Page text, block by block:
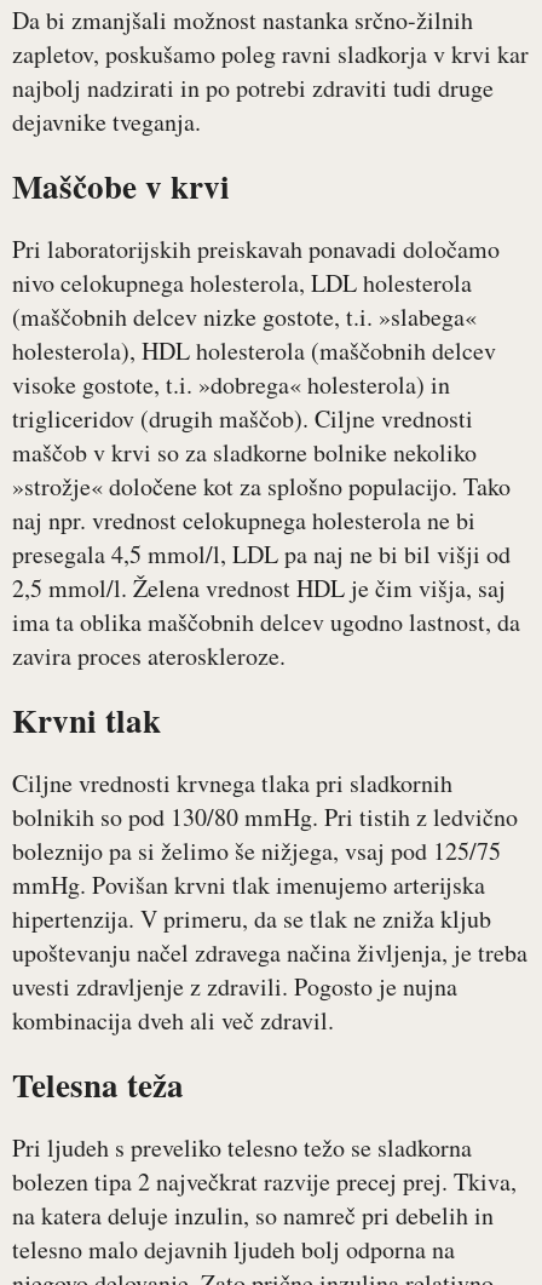
Da bi zmanjšali možnost nastanka srčno-žilnih
zapletov, poskušamo poleg ravni sladkorja v krvi kar
najbolj nadzirati in po potrebi zdraviti tudi druge
dejavnike tveganja.
Maščobe v krvi
Pri laboratorijskih preiskavah ponavadi določamo
nivo celokupnega holesterola, LDL holesterola
(maščobnih delcev nizke gostote, t.i. »slabega«
holesterola), HDL holesterola (maščobnih delcev
visoke gostote, t.i. »dobrega« holesterola) in
trigliceridov (drugih maščob). Ciljne vrednosti
maščob v krvi so za sladkorne bolnike nekoliko
»strožje« določene kot za splošno populacijo. Tako
naj npr. vrednost celokupnega holesterola ne bi
presegala 4,5 mmol/l, LDL pa naj ne bi bil višji od
2,5 mmol/l. Želena vrednost HDL je čim višja, saj
ima ta oblika maščobnih delcev ugodno lastnost, da
zavira proces ateroskleroze.
Krvni tlak
Ciljne vrednosti krvnega tlaka pri sladkornih
bolnikih so pod 130/80 mmHg. Pri tistih z ledvično
boleznijo pa si želimo še nižjega, vsaj pod 125/75
mmHg. Povišan krvni tlak imenujemo arterijska
hipertenzija. V primeru, da se tlak ne zniža kljub
upoštevanju načel zdravega načina življenja, je treba
uvesti zdravljenje z zdravili. Pogosto je nujna
kombinacija dveh ali več zdravil.
Telesna teža
Pri ljudeh s preveliko telesno težo se sladkorna
bolezen tipa 2 največkrat razvije precej prej. Tkiva,
na katera deluje inzulin, so namreč pri debelih in
telesno malo dejavnih ljudeh bolj odporna na